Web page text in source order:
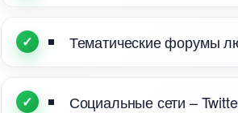
Тематические форумы
Социальные сети –